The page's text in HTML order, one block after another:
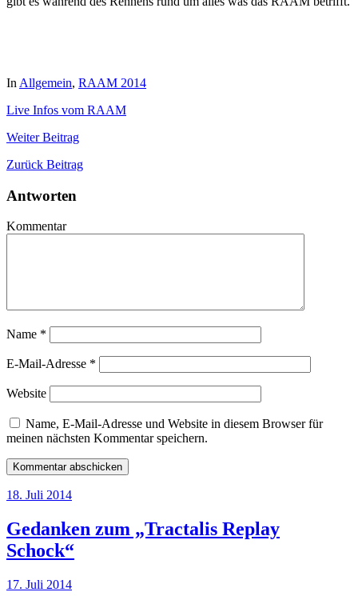
In Allgemein, RAAM 2014
Live Infos vom RAAM
WeiterBeitrag
Zurück Beitrag
Antworten
Kommentar
Name *
E-Mail-Adresse *
Website
Name, E-Mail-Adresse und Website in diesem Browser für
meinen nächsten Kommentar speichern.
18. Juli 2014
Gedanken zum „Tractalis Replay
Schock“
17. Juli 2014